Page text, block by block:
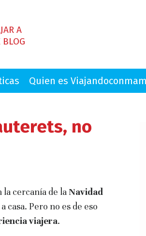
A
BLOG
Quien es
no
la cercanía de la Navidad
casa. Pero no es de eso
viajera.